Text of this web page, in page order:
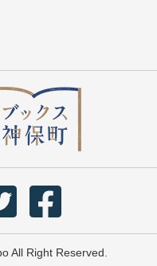
All Right Reserved.